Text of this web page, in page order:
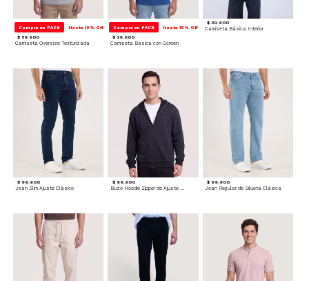
Compra en PACK Hasta 15% Off
$ 59.900
Camiseta Oversize Texturizada
Compra en PACK Hasta 15% Off
$ 39.900
Camiseta Basica con Screen
$ 20.900
Camiseta Básica Interior
$ 99.900
Jean Slim Ajuste Clásico
$ 99.900
Buzo Hoodie Zipper de Ajuste Cómodo
$ 99.900
Jean Regular de Silueta Clásica